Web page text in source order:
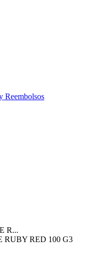
Reembolsos
R...
RUBY RED 100 G3